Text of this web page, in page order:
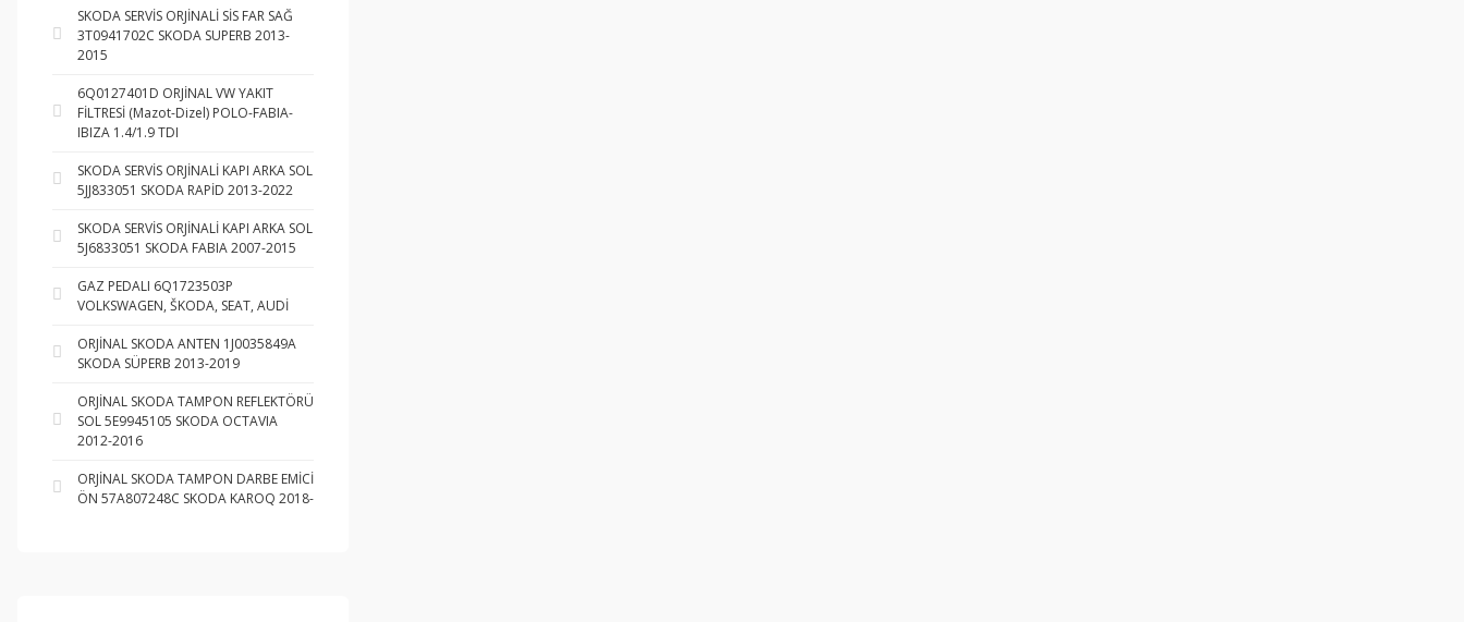
SKODA SERVİS ORJİNALİ SİS FAR SAĞ
3T0941702C SKODA SUPERB 2013-
2015
6Q0127401D ORJİNAL VW YAKIT
FİLTRESİ (Mazot-Dizel) POLO-FABIA-
IBIZA 1.4/1.9 TDI
SKODA SERVİS ORJİNALİ KAPI ARKA SOL
5JJ833051 SKODA RAPİD 2013-2022
SKODA SERVİS ORJİNALİ KAPI ARKA SOL
5J6833051 SKODA FABIA 2007-2015
GAZ PEDALI 6Q1723503P
VOLKSWAGEN, ŠKODA, SEAT, AUDİ
ORJİNAL SKODA ANTEN 1J0035849A
SKODA SÜPERB 2013-2019
ORJİNAL SKODA TAMPON REFLEKTÖRÜ
SOL 5E9945105 SKODA OCTAVIA
2012-2016
ORJİNAL SKODA TAMPON DARBE EMİCİ
ÖN 57A807248C SKODA KAROQ 2018-